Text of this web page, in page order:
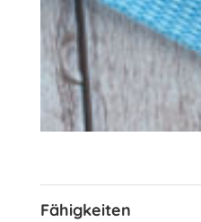
Fähigkeiten